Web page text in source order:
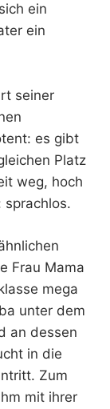
ein
ein
seiner
es gibt
Platz
weg, hoch
Frau Mama
mega
unter dem
an dessen
in die
Zum
mit ihrer